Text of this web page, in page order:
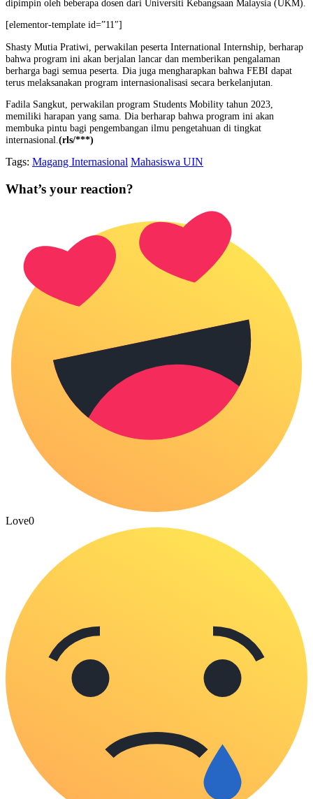
dipimpin oleh beberapa dosen dari Universiti Kebangsaan Malaysia (UKM).
[elementor-template id=”11″]
Shasty Mutia Pratiwi, perwakilan peserta International Internship, berharap
bahwa program ini akan berjalan lancar dan memberikan pengalaman
berharga bagi semua peserta. Dia juga mengharapkan bahwa FEBI dapat
terus melaksanakan program internasionalisasi secara berkelanjutan.
Fadila Sangkut, perwakilan program Students Mobility tahun 2023,
memiliki harapan yang sama. Dia berharap bahwa program ini akan
membuka pintu bagi pengembangan ilmu pengetahuan di tingkat
internasional. (rls/***)
Tags: Magang Internasional Mahasiswa UIN
What’s your reaction?
Love0